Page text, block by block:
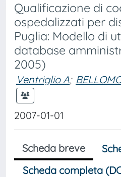
Qualificazione di
ospedalizzati per
Puglia: Modello di
database
2005)
Ventriglio A;
2007-01-01
Scheda breve
Scheda completa